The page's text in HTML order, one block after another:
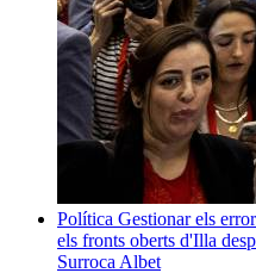
Política Gestionar els
els fronts oberts d'Illa
Surroca Albet